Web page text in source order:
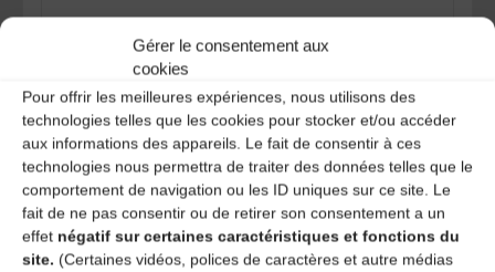
Gérer le consentement aux
cookies
Pour offrir les meilleures expériences, nous utilisons des
technologies telles que les cookies pour stocker et/ou accéder
aux informations des appareils. Le fait de consentir à ces
technologies nous permettra de traiter des données telles que le
comportement de navigation ou les ID uniques sur ce site. Le
fait de ne pas consentir ou de retirer son consentement a un
effet négatif sur certaines caractéristiques et fonctions du
site. (Certaines vidéos, polices de caractères et autre médias
Save my name, email, and site URL in my browser for next
time I post a comment.